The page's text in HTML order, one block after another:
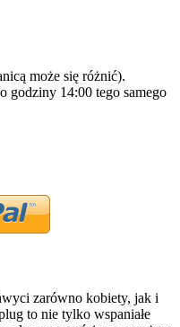
może się różnić).
godziny 14:00 tego samego
zarówno kobiety, jak i
to nie tylko wspaniałe